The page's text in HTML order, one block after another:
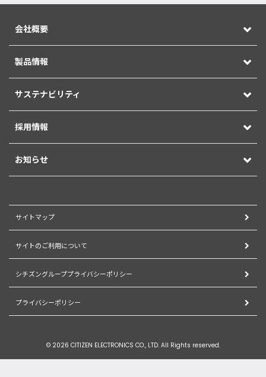
会社概要
製品情報
サステナビリティ
採用情報
お知らせ
サイトマップ
サイトのご利用について
シチズングループプライバシーポリシー
プライバシーポリシー
© 2026 CITIZEN ELECTRONICS CO., LTD. All Rights reserved.